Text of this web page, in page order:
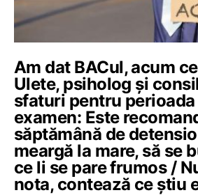
Am dat BACul, acum
Ulete, psiholog și
sfaturi pentru
examen: Este
săptămână de
meargă la mare, să se
ce li se pare frumos /
nota, contează ce știu